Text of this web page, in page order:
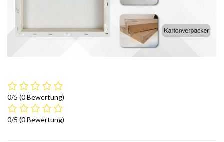
0/5 (0 Bewertung)
0/5 (0 Bewertung)